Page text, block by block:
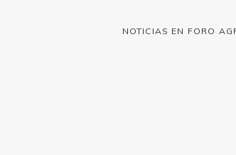
NOTICIAS EN FORO